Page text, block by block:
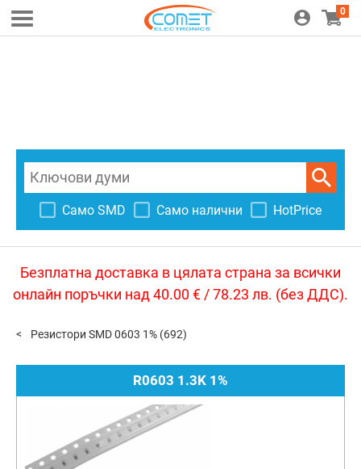
0
Само SMD Само налични HotPrice
Безплатна доставка в цялата страна за всички
онлайн поръчки над 40.00 € / 78.23 лв. (без ДДС).
Резистори SMD 0603 1% (692)
R0603 1.3K 1%